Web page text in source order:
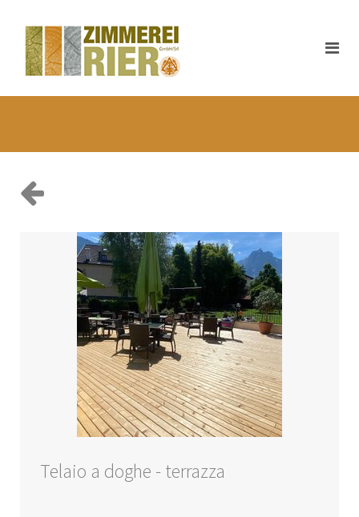
Telaio a doghe - terrazza